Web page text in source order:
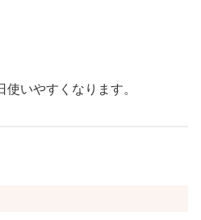
いやすくなります。